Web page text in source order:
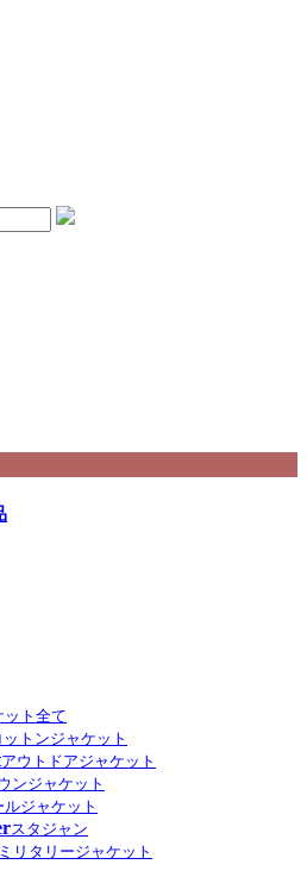
ット全て
ットンジャケット
アウトドアジャケット
ンジャケット
ルジャケット
スタジャン
リタリージャケット